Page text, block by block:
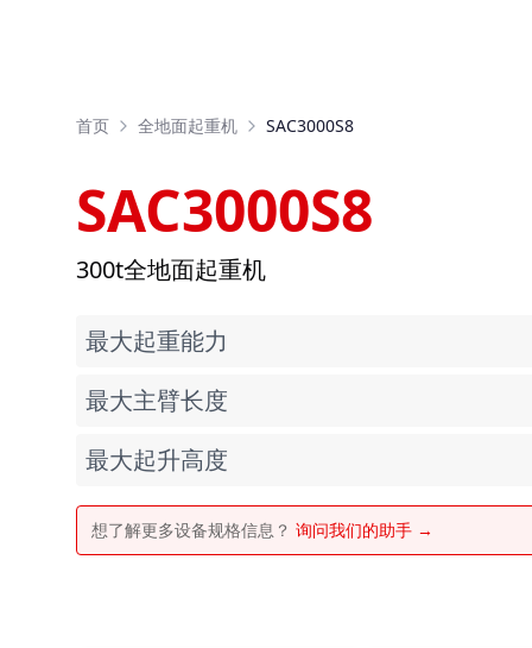
首页 全地面起重机 SAC3000S8
SAC3000S8
300t全地面起重机
最大起重能力
最大主臂长度
最大起升高度
想了解更多设备规格信息？ 询问我们的助手 →